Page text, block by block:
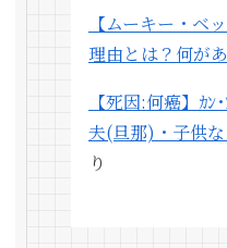
【ムーキー・ベ
理由とは？何が
【死因:何癌】ｶ
夫(旦那)・子供な
り